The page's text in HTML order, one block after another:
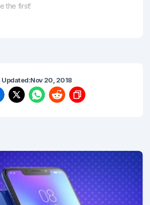
the first!
Updated:Nov 20, 2018